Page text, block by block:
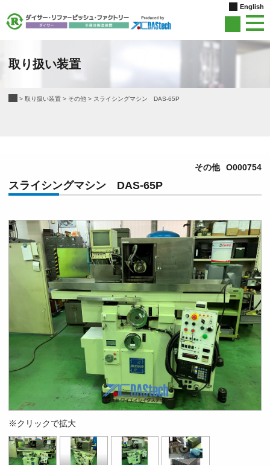
English
取り扱い装置
> 取り扱い装置 > その他 > スライシングマシン DAS-65P
その他 O000754
スライシングマシン DAS-65P
※クリックで拡大